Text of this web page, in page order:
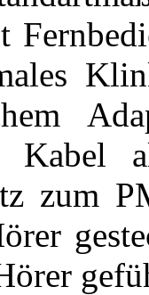
Kabel
zum